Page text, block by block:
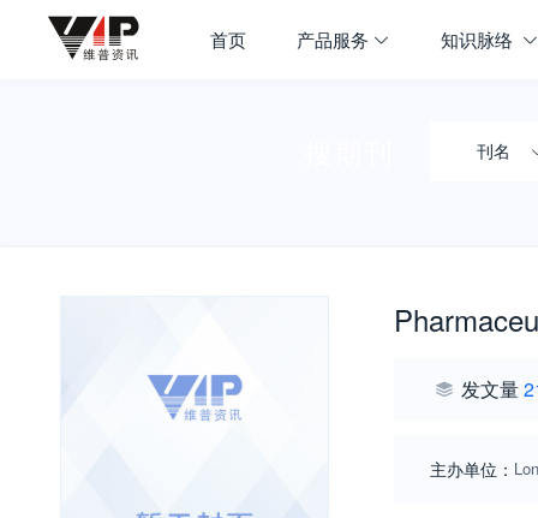
首页 产品服务 知识脉络
刊名
发文量
主办单位：